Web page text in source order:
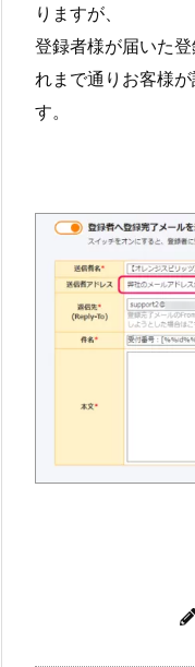
りますが、
登録者様が届いた
れまで通りお客様
す。